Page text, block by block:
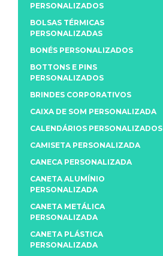
PERSONALIZADOS
BOLSAS TÉRMICAS
PERSONALIZADAS
BONÉS PERSONALIZADOS
BOTTONS E PINS
PERSONALIZADOS
BRINDES CORPORATIVOS
CAIXA DE SOM PERSONALIZADA
CALENDÁRIOS PERSONALIZADOS
CAMISETA PERSONALIZADA
CANECA PERSONALIZADA
CANETA ALUMÍNIO
PERSONALIZADA
CANETA METÁLICA
PERSONALIZADA
CANETA PLÁSTICA
PERSONALIZADA